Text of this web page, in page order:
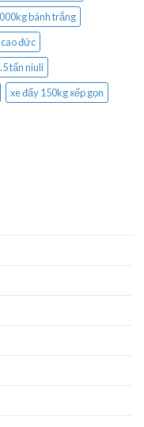
bánh trắng
đức
tấn niuli
xe đẩy 150kg xếp gọn